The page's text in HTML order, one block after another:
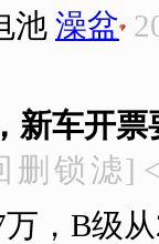
池 澡盆
新车开
删 锁 滤]
，B级